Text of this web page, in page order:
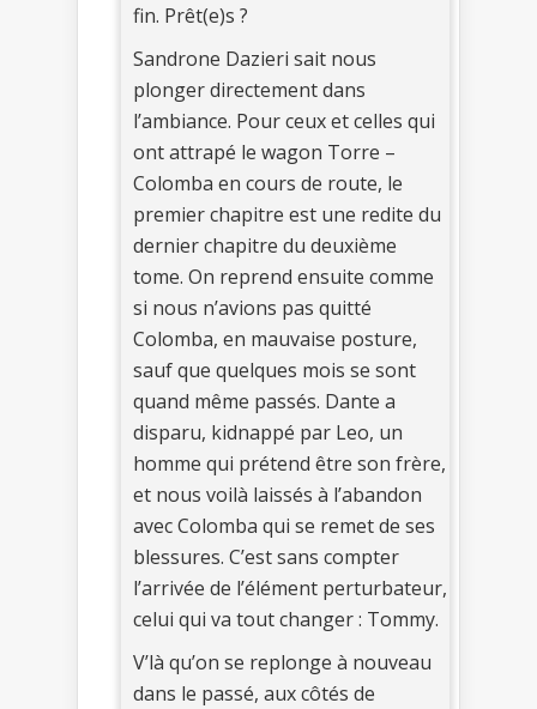
fin. Prêt(e)s ?
Sandrone Dazieri sait nous
plonger directement dans
l’ambiance. Pour ceux et celles qui
ont attrapé le wagon Torre –
Colomba en cours de route, le
premier chapitre est une redite du
dernier chapitre du deuxième
tome. On reprend ensuite comme
si nous n’avions pas quitté
Colomba, en mauvaise posture,
sauf que quelques mois se sont
quand même passés. Dante a
disparu, kidnappé par Leo, un
homme qui prétend être son frère,
et nous voilà laissés à l’abandon
avec Colomba qui se remet de ses
blessures. C’est sans compter
l’arrivée de l’élément perturbateur,
celui qui va tout changer : Tommy.
V’là qu’on se replonge à nouveau
dans le passé, aux côtés de